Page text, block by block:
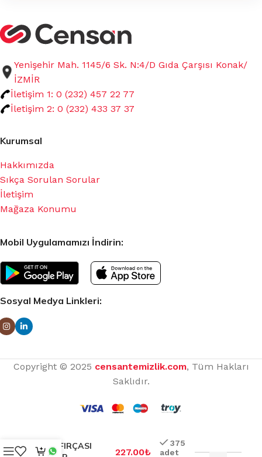
Yenişehir Mah. 1145/6 Sk. N:4/D Gıda Çarşısı Konak/
İZMİR
İletişim 1: 0 (232) 457 22 77
İletişim 2: 0 (232) 433 37 37
Kurumsal
Hakkımızda
Sıkça Sorulan Sorular
İletişim
Mağaza Konumu
Mobil Uygulamamızı İndirin:
Sosyal Medya Linkleri:
Copyright © 2025 censantemizlik.com, Tüm Hakları
Saklıdır.
OTO FIRÇASI
227.00₺
375
adet